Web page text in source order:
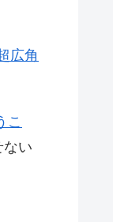
広角
こ
ない